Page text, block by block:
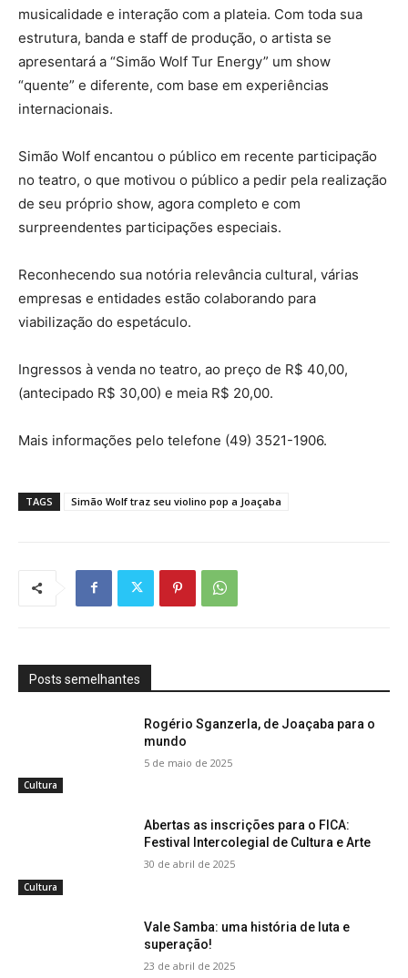
musicalidade e interação com a plateia. Com toda sua
estrutura, banda e staff de produção, o artista se
apresentará a “Simão Wolf Tur Energy” um show
“quente” e diferente, com base em experiências
internacionais.
Simão Wolf encantou o público em recente participação
no teatro, o que motivou o público a pedir pela realização
de seu próprio show, agora completo e com
surpreendentes participações especiais.
Reconhecendo sua notória relevância cultural, várias
empresas e entidades estão colaborando para
viabilização do espetáculo.
Ingressos à venda no teatro, ao preço de R$ 40,00,
(antecipado R$ 30,00) e meia R$ 20,00.
Mais informações pelo telefone (49) 3521-1906.
TAGS Simão Wolf traz seu violino pop a Joaçaba
Posts semelhantes
Cultura
Rogério Sganzerla, de Joaçaba para o
mundo
5 de maio de 2025
Cultura
Abertas as inscrições para o FICA:
Festival Intercolegial de Cultura e Arte
30 de abril de 2025
Vale Samba: uma história de luta e
superação!
23 de abril de 2025